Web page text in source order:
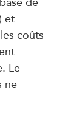
et
coûts
Le
ne